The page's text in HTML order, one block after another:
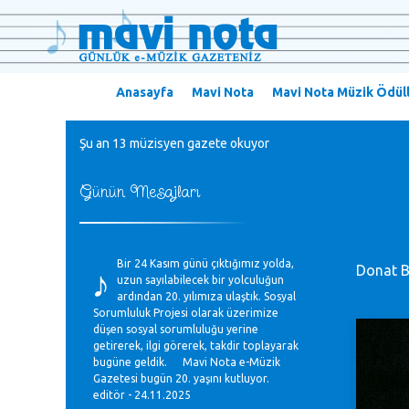
Anasayfa Mavi Nota Mavi Nota Müzik
Şu an 13 müzisyen gazete okuyor
Günün Mesajları
♪
Bir 24 Kasım günü çıktığımız yolda,
uzun sayılabilecek bir yolculuğun
ardından 20. yılımıza ulaştık. Sosyal
Sorumluluk Projesi olarak üzerimize
düşen sosyal sorumluluğu yerine
getirerek, ilgi görerek, takdir toplayarak
bugüne geldik. Mavi Nota e-Müzik
Gazetesi bugün 20. yaşını kutluyor.
editör - 24.11.2025
Donat